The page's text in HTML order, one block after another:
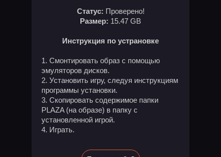
Статус: Проверено!
Размер: 15.47 GB
Инструкция по устрановке
Смонтировать образ с помощью
эмуляторов дисков.
Установить игру, следуя инструкциям
программы установки.
Скопировать содержимое папки
PLAZA (на образе) в папку с
установленной игрой.
Играть.